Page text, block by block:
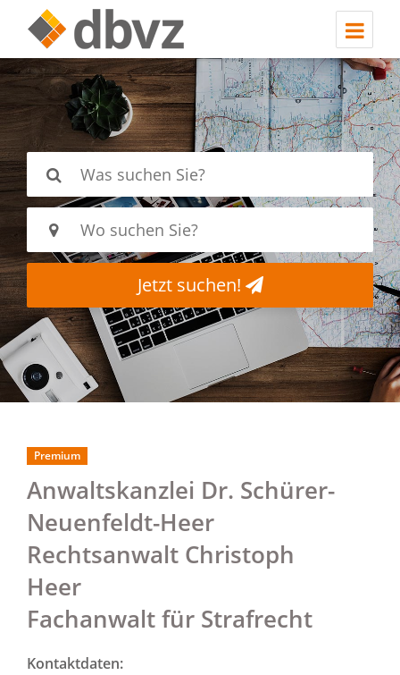
Jetzt suchen!
Anwaltskanzlei Dr. Schürer-
Neuenfeldt-Heer
Rechtsanwalt Christoph
Heer
Fachanwalt für Strafrecht
Premium
Kontaktdaten: